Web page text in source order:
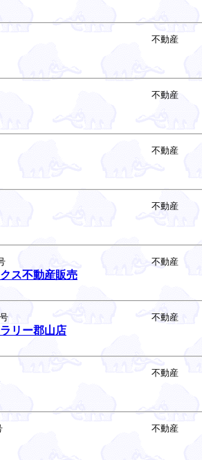
不動産
不動産
不動産
不動産
ス不動産販売
不動産
リー郡山店
不動産
不動産
不動産